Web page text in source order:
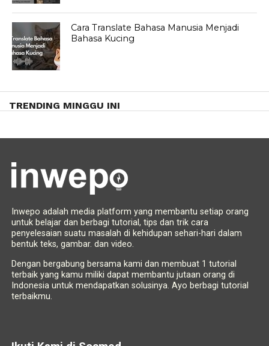
Cara Translate Bahasa Manusia Menjadi
Bahasa Kucing
TRENDING MINGGU INI
Inwepo adalah media platform yang membantu setiap orang
untuk belajar dan berbagi tutorial, tips dan trik cara
penyelesaian suatu masalah di kehidupan sehari-hari dalam
bentuk teks, gambar. dan video.
Dengan bergabung bersama kami dan membuat 1 tutorial
terbaik yang kamu miliki dapat membantu jutaan orang di
Indonesia untuk mendapatkan solusinya. Ayo berbagi tutorial
terbaikmu.